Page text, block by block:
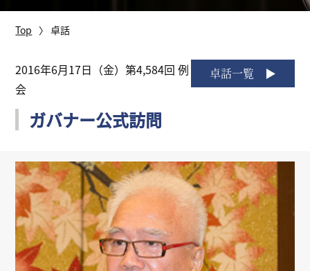
運営方針
歴史
特徴
リンク
会員専用ページ
English
Top 卓話
卓話一覧
2016年6月17日（金）第4,584回 例
会
ガバナー公式訪問